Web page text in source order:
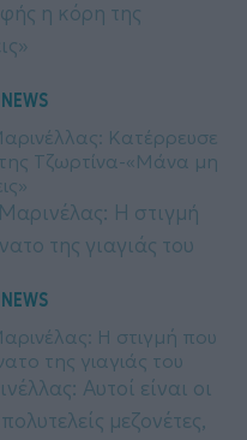
NEWS
Κατέρρευσε
Τζωρτίνα-«Μάνα μη
NEWS
Η στιγμή που
της γιαγιάς του